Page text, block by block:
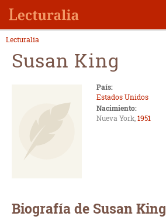
Lecturalia
Susan King
País:
Estados Unidos
Nacimiento:
Nueva York,1951
Biografía de Susan King